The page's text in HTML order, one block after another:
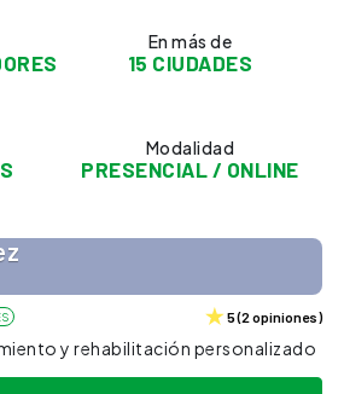
En más de
15 CIUDADES
Modalidad
PRESENCIAL / ONLINE
5(2 opiniones)
y rehabilitación personalizado